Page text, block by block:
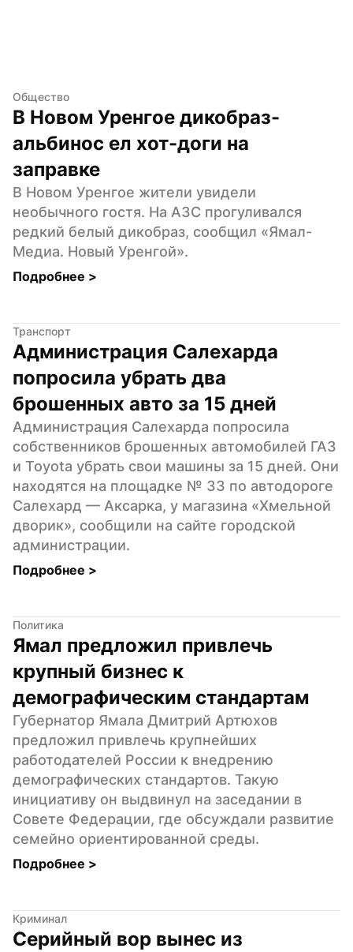
Общество
В Новом Уренгое дикобраз-
альбинос ел хот-доги на
заправке
В Новом Уренгое жители увидели
необычного гостя. На АЗС прогуливался
редкий белый дикобраз, сообщил «Ямал-
Медиа. Новый Уренгой».
Подробнее >
Транспорт
Администрация Салехарда
попросила убрать два
брошенных авто за 15 дней
Администрация Салехарда попросила
собственников брошенных автомобилей ГАЗ
и Toyota убрать свои машины за 15 дней. Они
находятся на площадке № 33 по автодороге
Салехард — Аксарка, у магазина «Хмельной
дворик», сообщили на сайте городской
администрации.
Подробнее >
Политика
Ямал предложил привлечь
крупный бизнес к
демографическим стандартам
Губернатор Ямала Дмитрий Артюхов
предложил привлечь крупнейших
работодателей России к внедрению
демографических стандартов. Такую
инициативу он выдвинул на заседании в
Совете Федерации, где обсуждали развитие
семейно ориентированной среды.
Подробнее >
Криминал
Серийный вор вынес из